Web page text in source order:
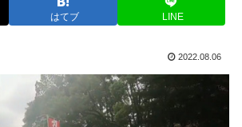
はてブ LINE
2022.08.06